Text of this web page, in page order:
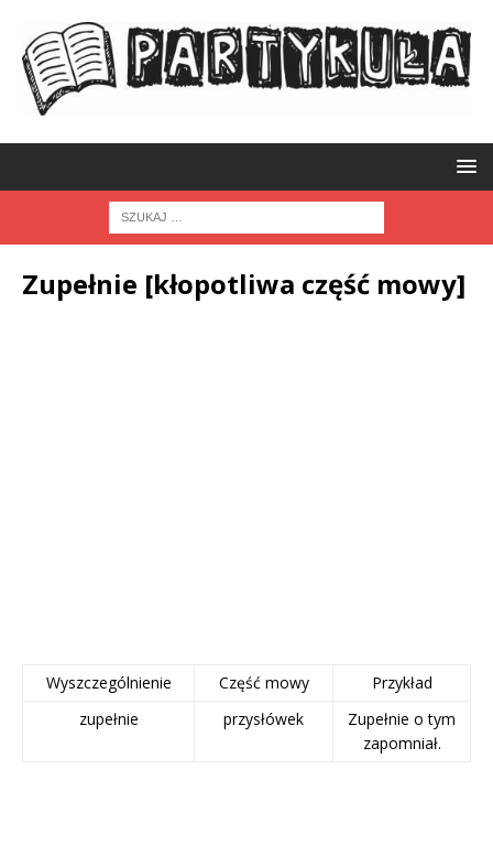
Zupełnie [kłopotliwa część mowy]
Wyszczególnienie Część mowy
Przykład
zupełnie
przysłówek
Zupełnie o tym
zapomniał.